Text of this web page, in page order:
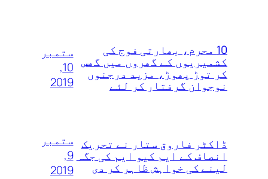
10 محرم، بھارتی فوج کی
کشمیریوں کے گھروں‌ میں‌ گھس
کر توڑ‌ پھوڑ، مزید درجنوں‌
نوجوان گرفتار کر لئے
ستمبر
10,
2019
ڈاکٹر فاروق ستار نے تحریک
انصاف کے ایم کیو ایم کی جگہ
لینے کی خواہش ظاہر کر دی
ستمبر
9,
2019